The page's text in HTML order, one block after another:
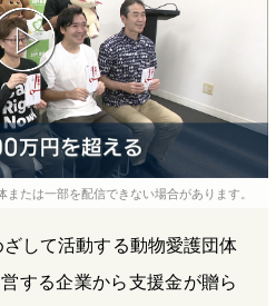
たは一部を配信できない場合があります。
して活動する動物愛護団体
する企業から支援金が贈ら